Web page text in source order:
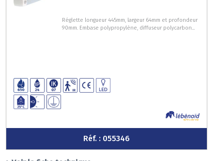
Réglette longueur 445mm, largeur 64mm et profondeur
90mm. Embase polypropylène, diffuseur polycarbon...
Réf. : 055346